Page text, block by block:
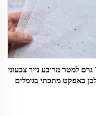
17 גרם למטר מרובע נייר צבעוני
באפקט מתכתי בגימלים